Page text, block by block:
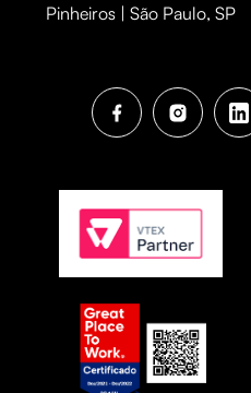
Pinheiros | São Paulo, SP